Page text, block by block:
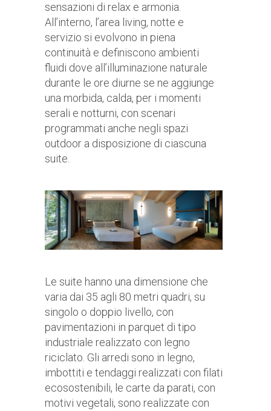
sensazioni di relax e armonia.
All’interno, l’area living, notte e
servizio si evolvono in piena
continuità e definiscono ambienti
fluidi dove all’illuminazione naturale
durante le ore diurne se ne aggiunge
una morbida, calda, per i momenti
serali e notturni, con scenari
programmati anche negli spazi
outdoor a disposizione di ciascuna
suite.
Le suite hanno una dimensione che
varia dai 35 agli 80 metri quadri, su
singolo o doppio livello, con
pavimentazioni in parquet di tipo
industriale realizzato con legno
riciclato. Gli arredi sono in legno,
imbottiti e tendaggi realizzati con filati
ecosostenibili, le carte da parati, con
motivi vegetali, sono realizzate con